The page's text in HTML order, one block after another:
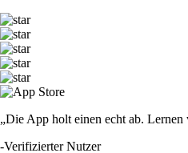
„Die App holt einen echt ab.
-Verifizierter Nutzer